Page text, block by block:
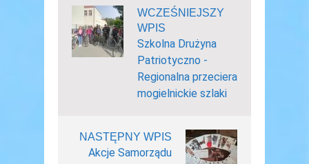
WCZEŚNIEJSZY
WPIS
Szkolna Drużyna
Patriotyczno -
Regionalna przeciera
mogielnickie szlaki
NASTĘPNY WPIS
Akcje Samorządu